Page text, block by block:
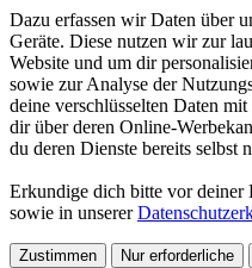
Dazu erfassen wir Daten über
Geräte. Diese nutzen wir zur
Website und um dir
sowie zur Analyse der
deine verschlüsselten Daten
dir über deren Online-
du deren Dienste bereits selbst
Erkundige dich bitte vor
sowie in unserer
Zustimmen Nur erforderliche